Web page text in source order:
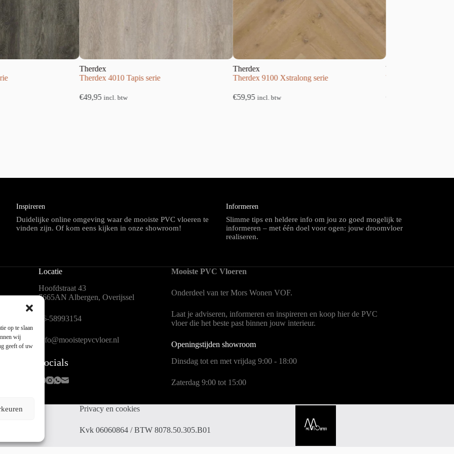
op te slaan
wij
geeft of uw
Therdex 4010 Tapis serie
incl. btw
Therdex 9100 Xstralong serie
incl. btw
Therdex 4070 Tapis serie
incl. btw
Inspireren
Duidelijke online omgeving waar de mooiste PVC vloeren te
vinden zijn. Of kom eens kijken in onze showroom!
Informeren
Slimme tips en heldere info om jou zo goed mogelijk te
informeren – met één doel voor ogen: jouw droomvloer
realiseren.
Locatie
Hoofdstraat 43
7665AN Albergen, Overijssel
06-58993154
info@mooistepvcvloer.nl
Socials
Mooiste PVC Vloeren
Onderdeel van ter Mors Wonen VOF.
Laat je adviseren, informeren en inspireren en koop hier de PVC
vloer die het beste past binnen jouw interieur.
Openingstijden showroom
Dinsdag tot en met vrijdag 9:00 - 18:00
Zaterdag 9:00 tot 15:00
Privacy en cookies
Kvk 06060864 / BTW 8078.50.305.B01